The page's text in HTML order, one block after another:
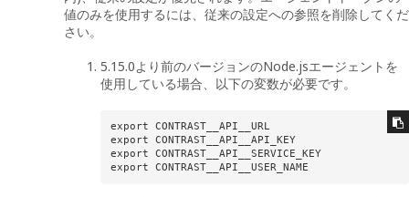
値のみを使用するには、従来の設定への参照を削除してくだ
さい。
5.15.0より前のバージョンのNode.jsエージェントを
使用している場合、以下の変数が必要です。
export CONTRAST__API__URL
export CONTRAST__API__API_KEY
export CONTRAST__API__SERVICE_KEY
export CONTRAST__API__USER_NAME